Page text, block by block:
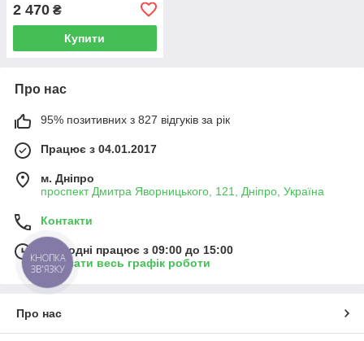
Сегментний
(12315011018)
2 470 ₴
Купити
Про нас
95% позитивних з 827 відгуків за рік
Працює з 04.01.2017
м. Дніпро
проспект Дмитра Яворницького, 121, Дніпро, Україна
Контакти
Сьогодні працює з 09:00 до 15:00
Показати весь графік роботи
Про нас
КНОПКА
ЗВ'ЯЗКУ